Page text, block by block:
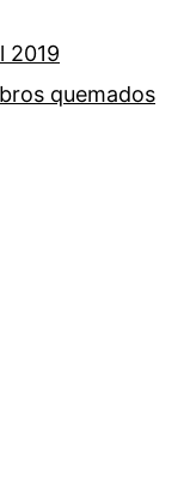
2019
quemados